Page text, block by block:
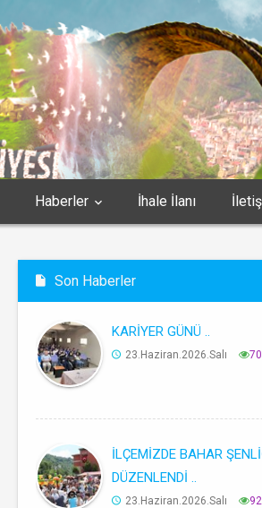
Haberler İhale İlanı
Son Haberler
KARİYER GÜNÜ ..
23.Haziran.2026.Salı
İLÇEMİZDE BAHAR
DÜZENLENDİ ..
23.Haziran.2026.Salı